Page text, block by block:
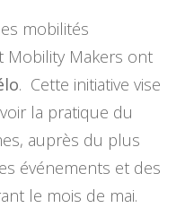
mobilités
Mobility Makers ont
. Cette initiative vise
la pratique du
auprès du plus
événements et des
le mois de mai.